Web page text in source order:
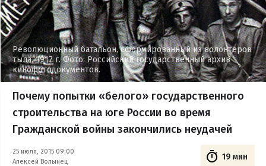
Революционный батальон, сформированный из волонтеров
тыла, 1917 г. Фото: Российский государственный архив
кинофотодокументов.
Почему попытки «белого» государственного
строительства на юге России во время
Гражданской войны закончились неудачей
Алексей Волынец
25 июля, 2015 09:00
19 мин